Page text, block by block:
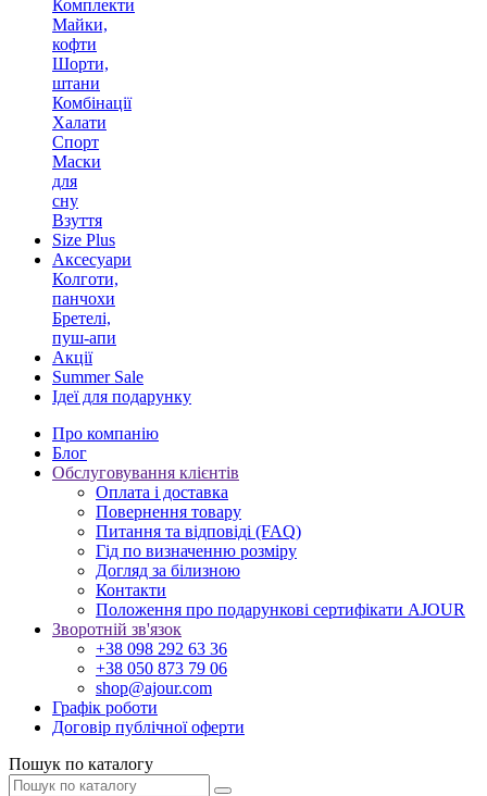
Комплекти
Майки,
кофти
Шорти,
штани
Комбінації
Халати
Спорт
Маски
для
сну
Взуття
Size Plus
Аксесуари
Колготи,
панчохи
Бретелі,
пуш-апи
Акції
Summer Sale
Ідеї для подарунку
Про компанію
Блог
Обслуговування клієнтів
Оплата і доставка
Повернення товару
Питання та відповіді (FAQ)
Гід по визначенню розміру
Догляд за білизною
Контакти
Положення про подарункові сертифікати AJOUR
Зворотній зв'язок
+38 098 292 63 36
+38 050 873 79 06
shop@ajour.com
Графік роботи
Договір публічної оферти
Пошук по каталогу